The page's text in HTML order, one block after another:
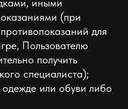
иными
(при
для
Пользователю
получить
специалиста);
или обуви либо